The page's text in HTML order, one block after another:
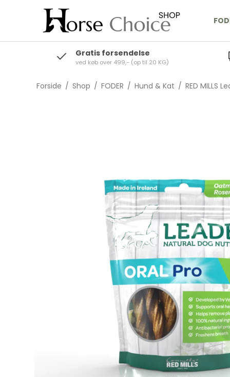
Gratis forsendelse
ved køb over 499,- (op til 20 KG)
Forside / Shop / FODER / Hund & Kat / RED MILLS